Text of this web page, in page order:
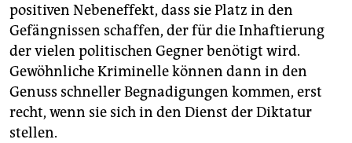
positiven Nebeneffekt, dass sie Platz in den
Gefängnissen schaffen, der für die Inhaftierung
der vielen politischen Gegner benötigt wird.
Gewöhnliche Kriminelle können dann in den
Genuss schneller Begnadigungen kommen, erst
recht, wenn sie sich in den Dienst der Diktatur
stellen.